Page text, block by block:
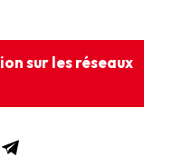
sur les réseaux